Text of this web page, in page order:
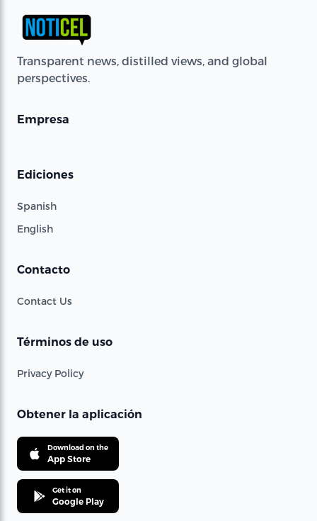
Transparent news, distilled views, and global
perspectives.
Empresa
Ediciones
Spanish
English
Contacto
Contact Us
Términos de uso
Privacy Policy
Obtener la aplicación
Download on the
App Store
Get it on
Google Play